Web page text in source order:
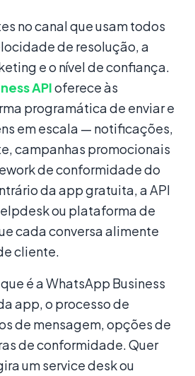
no canal que usam todos
de resolução, a
e o nível de confiança.
APIoferece às
programática de enviar e
em escala — notificações,
campanhas promocionais
de conformidade do
da app gratuita, a API
ou plataforma de
cada conversa alimente
cliente.
é a WhatsApp Business
app, o processo de
de mensagem, opções de
de conformidade. Quer
um service desk ou